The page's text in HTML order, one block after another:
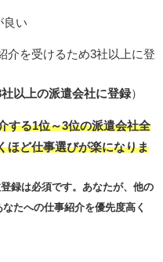
良い
介を受けるため3社以上に登
以上の派遣会社に登録）
する1位～3位の派遣会社全
ほど仕事選びが楽になりま
録は必須です。あなたが、他の
たへの仕事紹介を優先度高く